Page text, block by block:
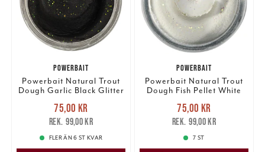
POWERBAIT
Powerbait Natural Trout
Dough Garlic Black Glitter
Nuvarande pris
75,00 krTidigare pris
99,00 kr
75,00 kr
99,00 kr
FLER ÄN 6 ST KVAR
POWERBAIT
Powerbait Natural Trout
Dough Fish Pellet White
Nuvarande pris
75,00 krTidigare pris
99,00 kr
75,00 kr
99,00 kr
7 ST